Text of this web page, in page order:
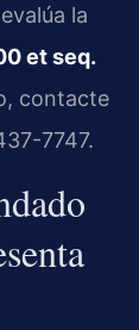
la
et seq.
contacte
7747.